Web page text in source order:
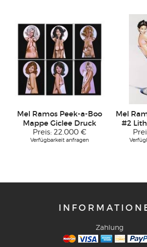
Mel Ramos Peek-a-Boo
Mappe Giclee Druck
Preis: 22.000 €
Verfügbarkeit anfragen
Mel
#2
Zahlung